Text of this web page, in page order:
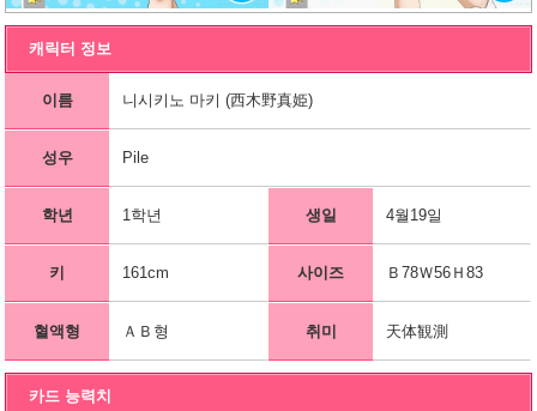
캐릭터 정보
이름 니시키노 마키 (西木野真姫)
성우 Pile
학년 1학년 생일 4월19일
키 161cm 사이즈 Ｂ78Ｗ56Ｈ83
혈액형 ＡＢ형 취미 天体観測
카드 능력치